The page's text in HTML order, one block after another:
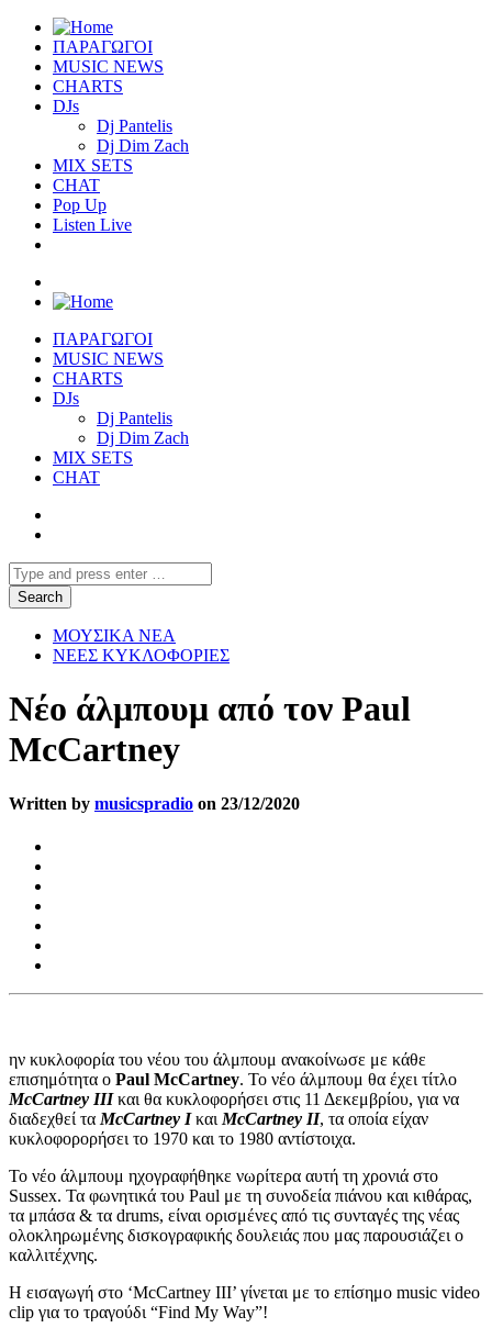
ΠΑΡΑΓΩΓΟΙ
MUSIC NEWS
CHARTS
DJs
Dj Pantelis
Dj Dim Zach
MIX SETS
CHAT
Pop Up
Listen Live
ΠΑΡΑΓΩΓΟΙ
MUSIC NEWS
CHARTS
DJs
Dj Pantelis
Dj Dim Zach
MIX SETS
CHAT
ΜΟΥΣΙΚΑ ΝΕΑ
ΝΕΕΣ ΚΥΚΛΟΦΟΡΙΕΣ
Νέο άλμπουμ από τον Paul
McCartney
Written by musicspradio on 23/12/2020
ην κυκλοφορία του νέου του άλμπουμ ανακοίνωσε με κάθε
επισημότητα ο Paul McCartney. Το νέο άλμπουμ θα έχει τίτλο
McCartney IIIκαι θα κυκλοφορήσει στις 11 Δεκεμβρίου, για να
διαδεχθεί τα McCartney Ικαι McCartney II, τα οποία είχαν
κυκλοφορορήσει το 1970 και το 1980 αντίστοιχα.
Το νέο άλμπουμ ηχογραφήθηκε νωρίτερα αυτή τη χρονιά στο
Sussex. Τα φωνητικά του Paul με τη συνοδεία πιάνου και κιθάρας,
τα μπάσα & τα drums, είναι ορισμένες από τις συνταγές της νέας
ολοκληρωμένης δισκογραφικής δουλειάς που μας παρουσιάζει ο
καλλιτέχνης.
Η εισαγωγή στο ‘McCartney III’ γίνεται με το επίσημο music video
clip για το τραγούδι “Find My Way”!